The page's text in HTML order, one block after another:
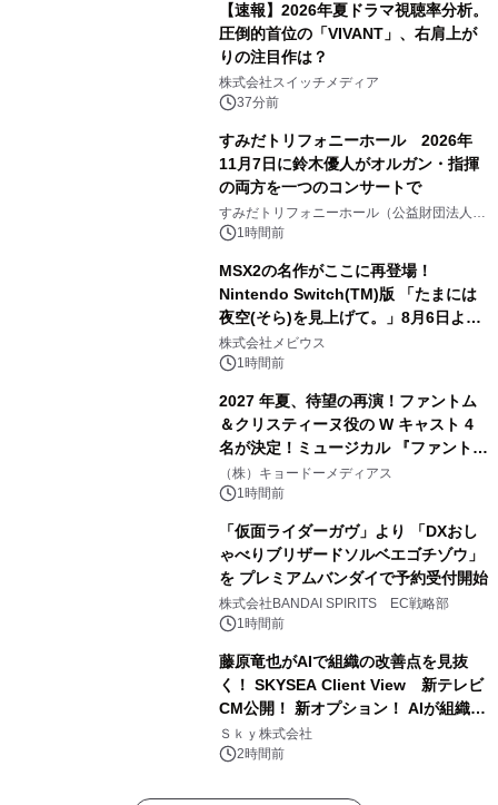
【速報】2026年夏ドラマ視聴率分析。
圧倒的首位の「VIVANT」、右肩上が
りの注目作は？
株式会社スイッチメディア
37分前
すみだトリフォニーホール 2026年
11月7日に鈴木優人がオルガン・指揮
の両方を一つのコンサートで
すみだトリフォニーホール（公益財団法人墨
田区文化振興財団）
1時間前
MSX2の名作がここに再登場！
Nintendo Switch(TM)版 「たまには
夜空(そら)を見上げて。」8月6日より
配信開始！
株式会社メビウス
1時間前
2027 年夏、待望の再演！ファントム
＆クリスティーヌ役の W キャスト 4
名が決定！ミュージカル 『ファント
ム』
（株）キョードーメディアス
1時間前
「仮面ライダーガヴ」より 「DXおし
ゃべりブリザードソルベエゴチゾウ」
を プレミアムバンダイで予約受付開始
株式会社BANDAI SPIRITS EC戦略部
1時間前
藤原竜也がAIで組織の改善点を見抜
く！ SKYSEA Client View 新テレビ
CM公開！ 新オプション！ AIが組織の
業務実態を分析し労務改善を支援。 藤
原竜也メイキング動画公開 「もしAIが
Ｓｋｙ株式会社
2時間前